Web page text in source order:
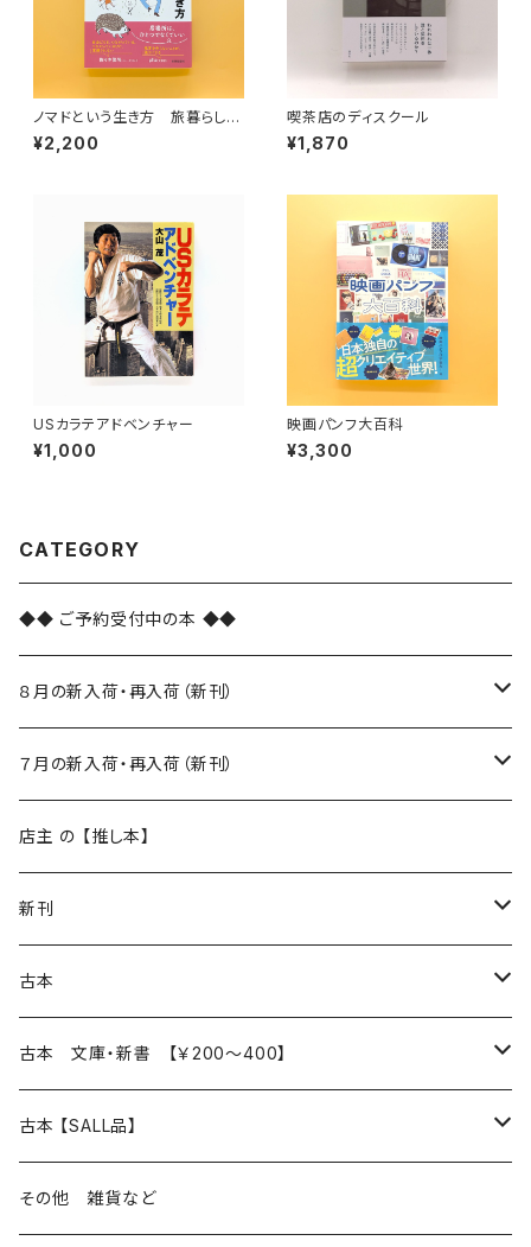
ノマドという生き方 旅暮らしの
人類学（教養みらい選書 10）
¥2,200
喫茶店のディスクール
¥1,870
USカラテアドベンチャー
¥1,000
映画パンフ大百科
¥3,300
CATEGORY
◆◆ ご予約受付中の本 ◆◆
８月の新入荷・再入荷（新刊）
新入荷
再入荷
７月の新入荷・再入荷（新刊）
新入荷
再入荷
店主 の 【推し本】
新刊
本 の あれこれ
読書のこと
本屋のこと
文芸
近代小説 エッセイ 戯曲（日本人作家）
現代小説 エッセイ 戯曲（日本人作家）
日々 の できこと
日常の 風景 群像
生き方 ライフスタイル
古本
本 の あれこれ
読書のこと
本屋のこと
日本文学
小説 エッセイ 戯曲（日本人作家）
海外文学
古本 文庫・新書 【￥200～400】
日本文学
小説 エッセイ 戯曲
海外文学
古本 【SALL品】
20％OFF
その他 雑貨など